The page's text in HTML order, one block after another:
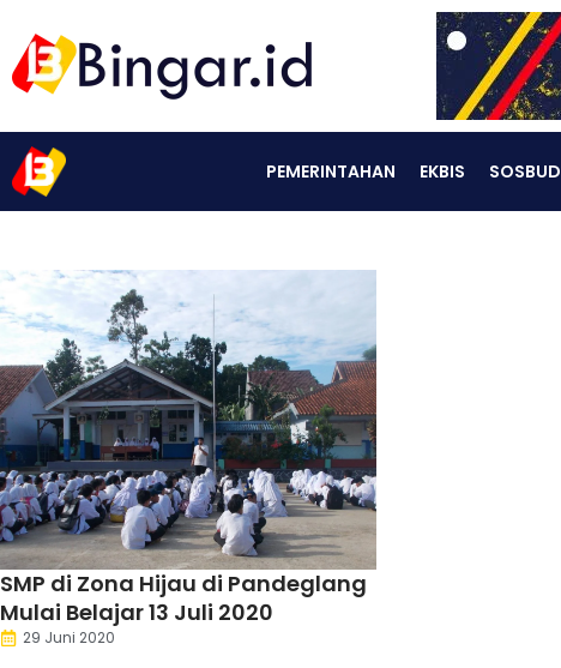
PEMERINTAHAN EKBIS SOSBUD
SMP di Zona Hijau di Pandeglang
Mulai Belajar 13 Juli 2020
29 Juni 2020